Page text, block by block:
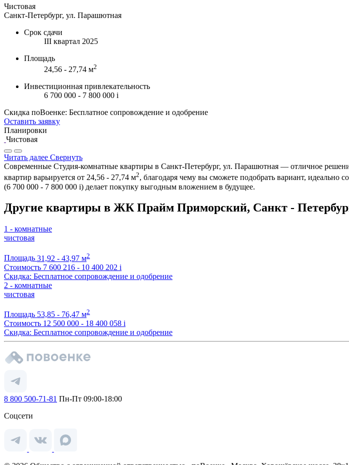
Чистовая
Санкт-Петербург, ул. Парашютная
Срок сдачи
III квартал 2025
Площадь
24,56 - 27,74 м2
Инвестиционная привлекательность
6 700 000 - 7 800 000 i
Скидка поВоенке: Бесплатное сопровождение и одобрение
Оставить заявку
Планировки
Чистовая
Читать далее Свернуть
Современные Студия-комнатные квартиры в Санкт-Петербург, ул. Парашютная — отличное
квартир варьируется от 24,56 - 27,74 м2, благодаря чему вы сможете подобрать вариант,
(6 700 000 - 7 800 000 i) делает покупку выгодным вложением в будущее.
Другие квартиры в ЖК Прайм Приморский, Санкт -
1 - комнатные
чистовая
Площадь 31,92 - 43,97 м2
Стоимость 7 600 216 - 10 400 202 i
Скидка: Бесплатное сопровождение и одобрение
2 - комнатные
чистовая
Площадь 53,85 - 76,47 м2
Стоимость 12 500 000 - 18 400 058 i
Скидка: Бесплатное сопровождение и одобрение
8 800 500-71-81 Пн-Пт 09:00-18:00
Соцсети